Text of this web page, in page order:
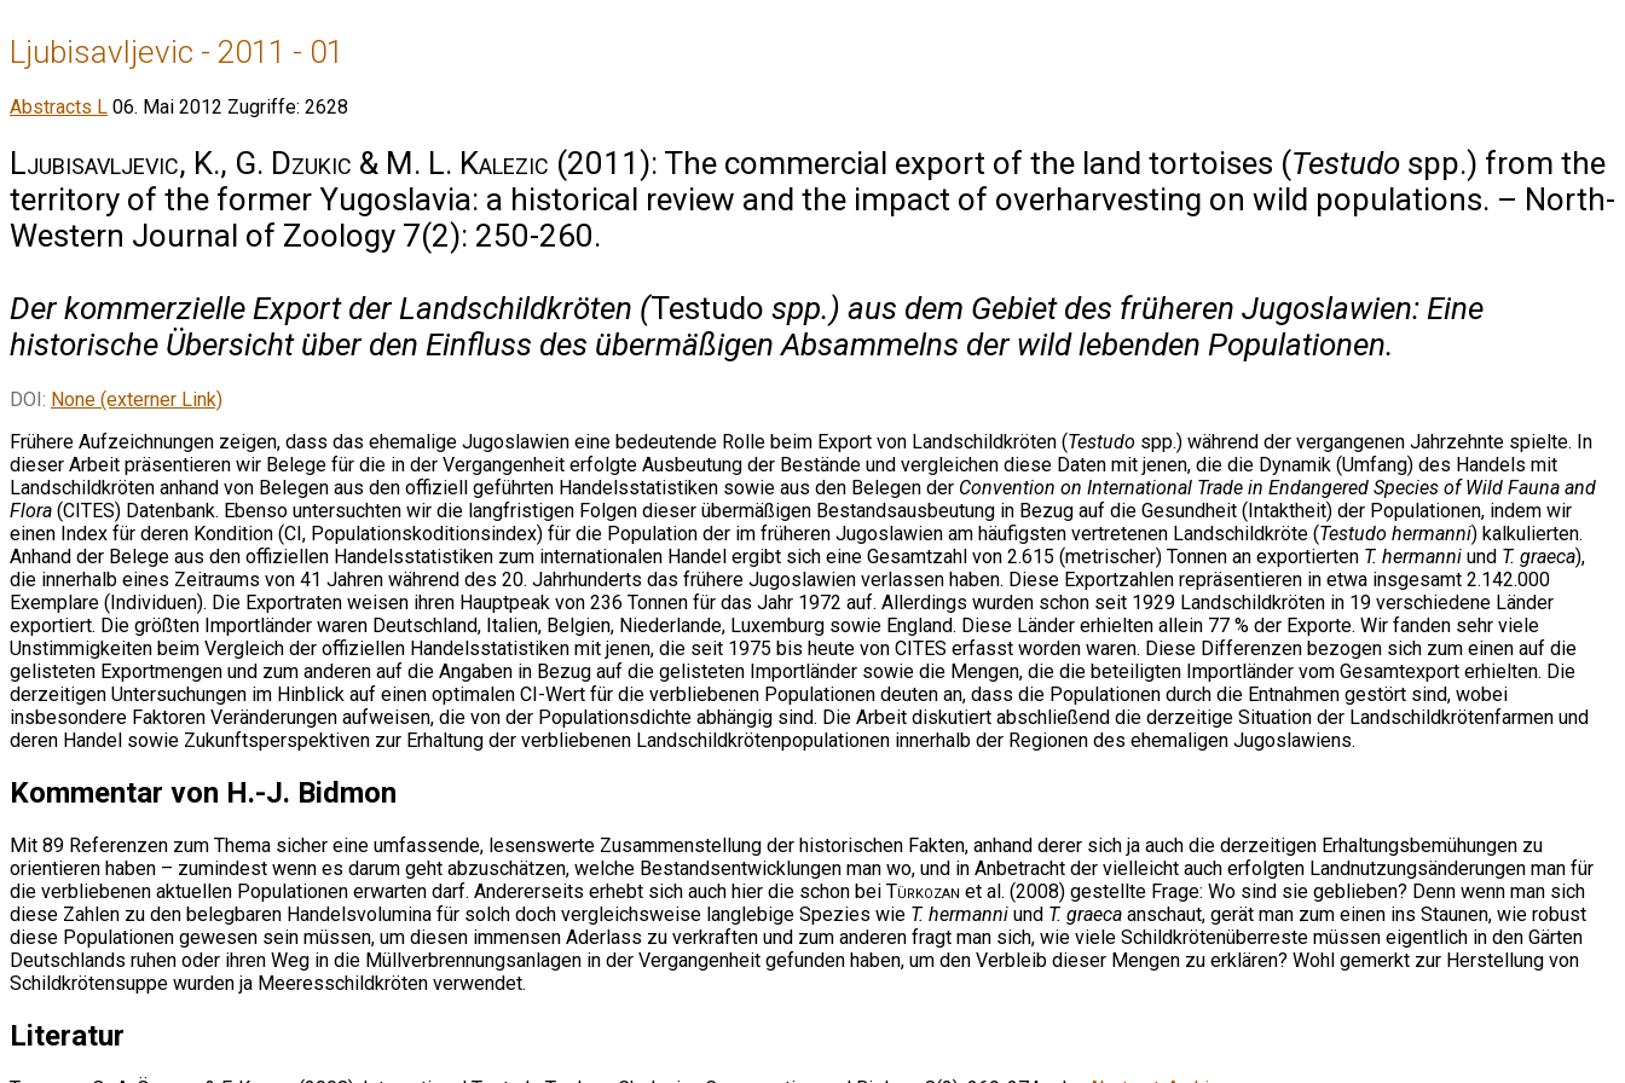
Ljubisavljevic - 2011 - 01
Abstracts L 06. Mai 2012 Zugriffe: 2628
Ljubisavljevic, K., G. Dzukic & M. L. Kalezic (2011): The commercial export of the land tortoises (Testudo spp.) from the
territory of the former Yugoslavia: a historical review and the impact of overharvesting on wild populations. – North-
Western Journal of Zoology 7(2): 250-260.
Der kommerzielle Export der Landschildkröten (Testudo spp.) aus dem Gebiet des früheren Jugoslawien: Eine
historische Übersicht über den Einfluss des übermäßigen Absammelns der wild lebenden Populationen.
DOI: None (externer Link)
Frühere Aufzeichnungen zeigen, dass das ehemalige Jugoslawien eine bedeutende Rolle beim Export von Landschildkröten (Testudo spp.) während der vergangenen Jahrzehnte spielte. In
dieser Arbeit präsentieren wir Belege für die in der Vergangenheit erfolgte Ausbeutung der Bestände und vergleichen diese Daten mit jenen, die die Dynamik (Umfang) des Handels mit
Landschildkröten anhand von Belegen aus den offiziell geführten Handelsstatistiken sowie aus den Belegen der Convention on International Trade in Endangered Species of Wild Fauna and
Flora (CITES) Datenbank. Ebenso untersuchten wir die langfristigen Folgen dieser übermäßigen Bestandsausbeutung in Bezug auf die Gesundheit (Intaktheit) der Populationen, indem wir
einen Index für deren Kondition (CI, Populationskoditionsindex) für die Population der im früheren Jugoslawien am häufigsten vertretenen Landschildkröte (Testudo hermanni) kalkulierten.
Anhand der Belege aus den offiziellen Handelsstatistiken zum internationalen Handel ergibt sich eine Gesamtzahl von 2.615 (metrischer) Tonnen an exportierten T. hermanni und T. graeca),
die innerhalb eines Zeitraums von 41 Jahren während des 20. Jahrhunderts das frühere Jugoslawien verlassen haben. Diese Exportzahlen repräsentieren in etwa insgesamt 2.142.000
Exemplare (Individuen). Die Exportraten weisen ihren Hauptpeak von 236 Tonnen für das Jahr 1972 auf. Allerdings wurden schon seit 1929 Landschildkröten in 19 verschiedene Länder
exportiert. Die größten Importländer waren Deutschland, Italien, Belgien, Niederlande, Luxemburg sowie England. Diese Länder erhielten allein 77 % der Exporte. Wir fanden sehr viele
Unstimmigkeiten beim Vergleich der offiziellen Handelsstatistiken mit jenen, die seit 1975 bis heute von CITES erfasst worden waren. Diese Differenzen bezogen sich zum einen auf die
gelisteten Exportmengen und zum anderen auf die Angaben in Bezug auf die gelisteten Importländer sowie die Mengen, die die beteiligten Importländer vom Gesamtexport erhielten. Die
derzeitigen Untersuchungen im Hinblick auf einen optimalen CI-Wert für die verbliebenen Populationen deuten an, dass die Populationen durch die Entnahmen gestört sind, wobei
insbesondere Faktoren Veränderungen aufweisen, die von der Populationsdichte abhängig sind. Die Arbeit diskutiert abschließend die derzeitige Situation der Landschildkrötenfarmen und
deren Handel sowie Zukunftsperspektiven zur Erhaltung der verbliebenen Landschildkrötenpopulationen innerhalb der Regionen des ehemaligen Jugoslawiens.
Kommentar von H.-J. Bidmon
Mit 89 Referenzen zum Thema sicher eine umfassende, lesenswerte Zusammenstellung der historischen Fakten, anhand derer sich ja auch die derzeitigen Erhaltungsbemühungen zu
orientieren haben – zumindest wenn es darum geht abzuschätzen, welche Bestandsentwicklungen man wo, und in Anbetracht der vielleicht auch erfolgten Landnutzungsänderungen man für
die verbliebenen aktuellen Populationen erwarten darf. Andererseits erhebt sich auch hier die schon bei Türkozan et al. (2008) gestellte Frage: Wo sind sie geblieben? Denn wenn man sich
diese Zahlen zu den belegbaren Handelsvolumina für solch doch vergleichsweise langlebige Spezies wie T. hermanni und T. graeca anschaut, gerät man zum einen ins Staunen, wie robust
diese Populationen gewesen sein müssen, um diesen immensen Aderlass zu verkraften und zum anderen fragt man sich, wie viele Schildkrötenüberreste müssen eigentlich in den Gärten
Deutschlands ruhen oder ihren Weg in die Müllverbrennungsanlagen in der Vergangenheit gefunden haben, um den Verbleib dieser Mengen zu erklären? Wohl gemerkt zur Herstellung von
Schildkrötensuppe wurden ja Meeresschildkröten verwendet.
Literatur